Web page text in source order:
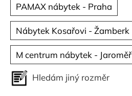
PAMAX nábytek - Praha
Nábytek Kosařovi - Žamberk
M centrum nábytek - Jaroměř
Hledám jiný rozměr